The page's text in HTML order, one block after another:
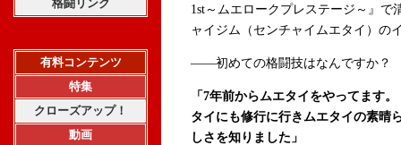
格闘リンク
有料コンテンツ
特集
クローズアップ！
動画
1st～ムエロークプレステージ～』
ャイジム（センチャイムエタイ）の
――初めての格闘技はなんですか？
「7年前からムエタイをやってます。
タイにも修行に行きムエタイの素晴
しさを知りました」